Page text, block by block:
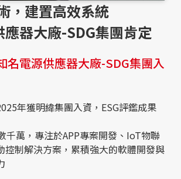
，建置高效系統
器大廠-SDG集團肯定
名電源供應器大廠-SDG集團入
年獲明緯集團入資，ESG評鑑成果
千萬，專注於APP專案開發、IoT物聯
控制解決方案，累積強大的軟體開發與